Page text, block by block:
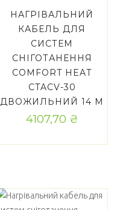
НАГРІВАЛЬНИЙ
КАБЕЛЬ ДЛЯ
СИСТЕМ
СНІГОТАНЕННЯ
COMFORT HEAT
CTAСV-30
ДВОЖИЛЬНИЙ 14 М
4107,70 ₴